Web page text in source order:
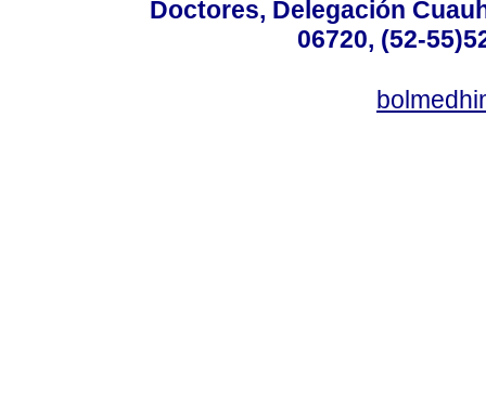
Doctores, Delegación
06720, (52-